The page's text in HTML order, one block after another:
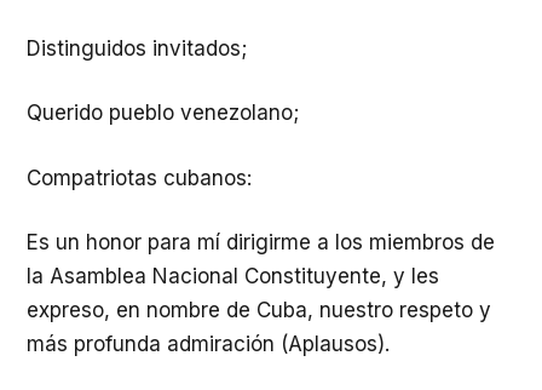
Distinguidos invitados;
Querido pueblo venezolano;
Compatriotas cubanos:
Es un honor para mí dirigirme a los miembros de
la Asamblea Nacional Constituyente, y les
expreso, en nombre de Cuba, nuestro respeto y
más profunda admiración (Aplausos).